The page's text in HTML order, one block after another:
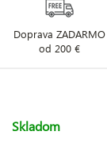
Doprava ZADARMO
od 200 €
Skladom